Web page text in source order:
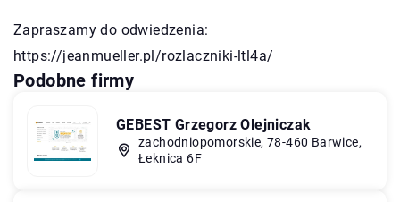
Zapraszamy do odwiedzenia:
https://jeanmueller.pl/rozlaczniki-ltl4a/
Podobne firmy
GEBEST Grzegorz Olejniczak
zachodniopomorskie, 78-460 Barwice,
Łeknica 6F